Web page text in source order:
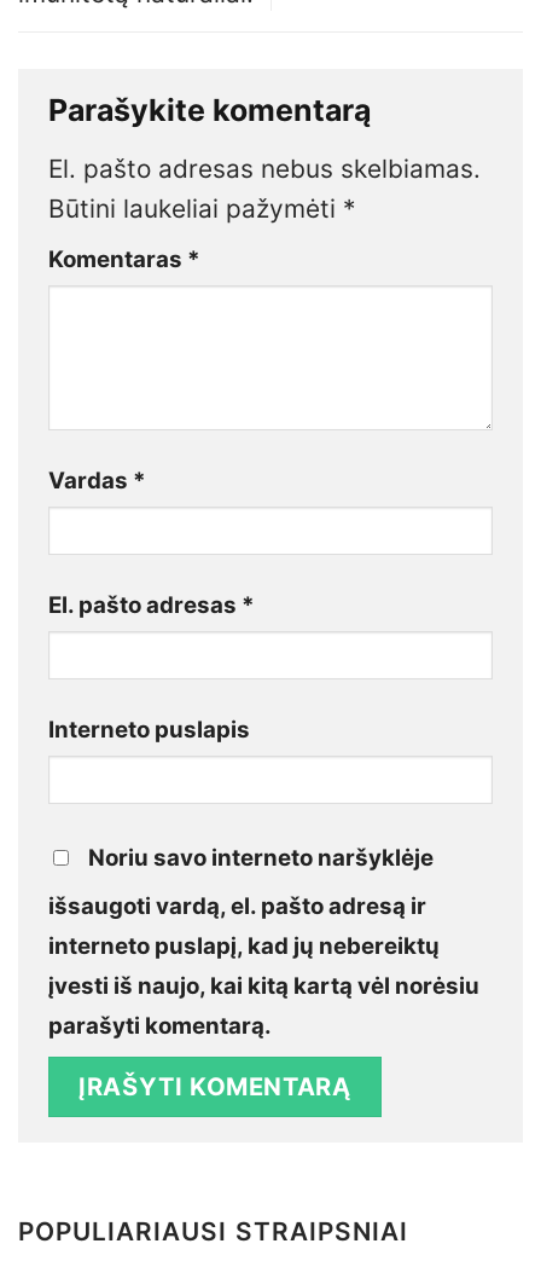
Parašykite komentarą
El. pašto adresas nebus skelbiamas.
Būtini laukeliai pažymėti *
Komentaras *
Vardas *
El. pašto adresas *
Interneto puslapis
Noriu savo interneto naršyklėje
išsaugoti vardą, el. pašto adresą ir
interneto puslapį, kad jų nebereiktų
įvesti iš naujo, kai kitą kartą vėl norėsiu
parašyti komentarą.
POPULIARIAUSI STRAIPSNIAI